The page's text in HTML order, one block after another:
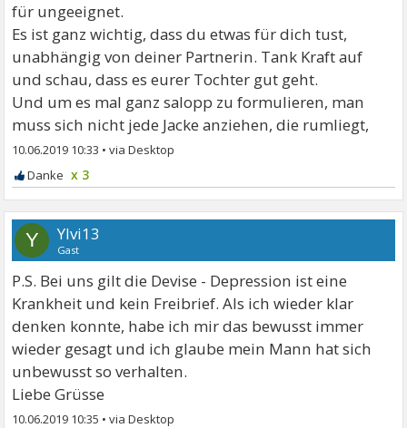
für ungeeignet.
Es ist ganz wichtig, dass du etwas für dich tust,
unabhängig von deiner Partnerin. Tank Kraft auf
und schau, dass es eurer Tochter gut geht.
Und um es mal ganz salopp zu formulieren, man
muss sich nicht jede Jacke anziehen, die rumliegt,
10.06.2019 10:33 •
x 3
Y Ylvi13
Gast
P.S. Bei uns gilt die Devise - Depression ist eine
Krankheit und kein Freibrief. Als ich wieder klar
denken konnte, habe ich mir das bewusst immer
wieder gesagt und ich glaube mein Mann hat sich
unbewusst so verhalten.
Liebe Grüsse
10.06.2019 10:35 •